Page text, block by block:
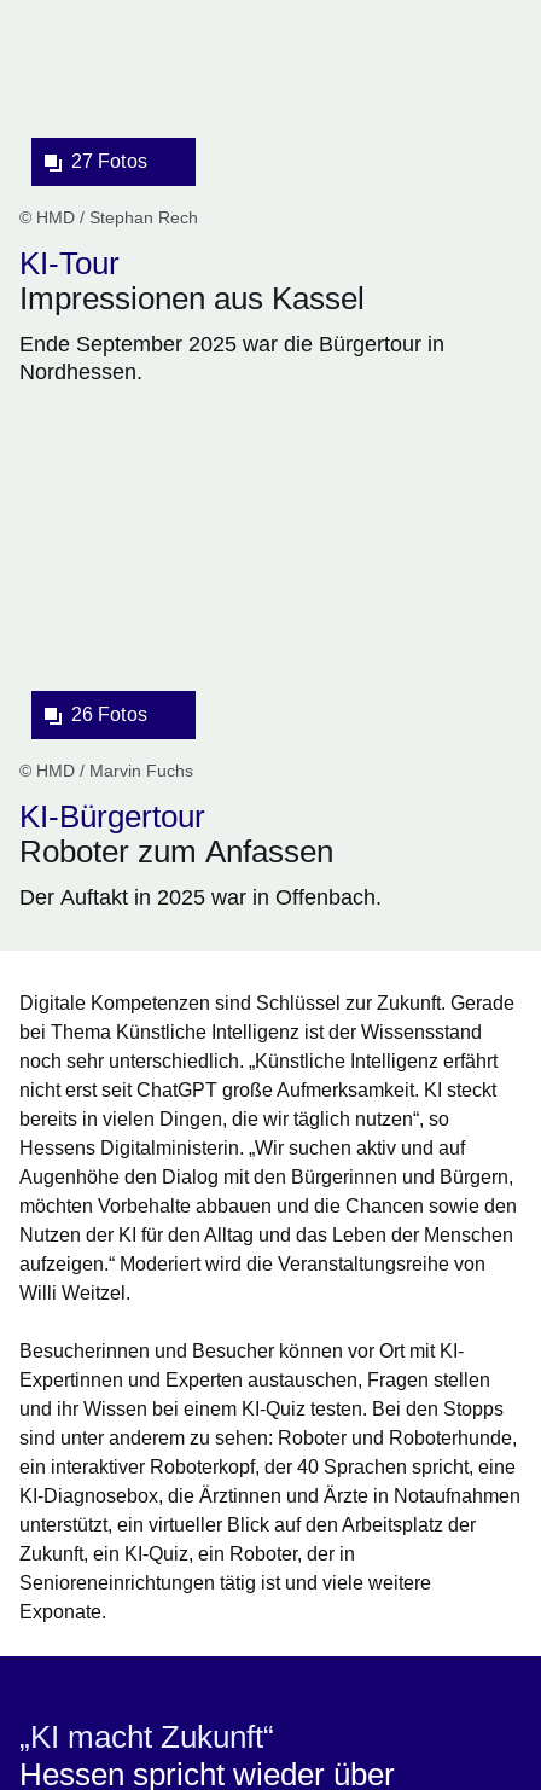
27 Fotos
© HMD / Stephan Rech
KI-Tour
Impressionen aus Kassel
Ende September 2025 war die Bürgertour in
Nordhessen.
26 Fotos
© HMD / Marvin Fuchs
KI-Bürgertour
Roboter zum Anfassen
Der Auftakt in 2025 war in Offenbach.
Digitale Kompetenzen sind Schlüssel zur Zukunft. Gerade
bei Thema Künstliche Intelligenz ist der Wissensstand
noch sehr unterschiedlich. „Künstliche Intelligenz erfährt
nicht erst seit ChatGPT große Aufmerksamkeit. KI steckt
bereits in vielen Dingen, die wir täglich nutzen“, so
Hessens Digitalministerin. „Wir suchen aktiv und auf
Augenhöhe den Dialog mit den Bürgerinnen und Bürgern,
möchten Vorbehalte abbauen und die Chancen sowie den
Nutzen der KI für den Alltag und das Leben der Menschen
aufzeigen.“ Moderiert wird die Veranstaltungsreihe von
Willi Weitzel.
Besucherinnen und Besucher können vor Ort mit KI-
Expertinnen und Experten austauschen, Fragen stellen
und ihr Wissen bei einem KI-Quiz testen. Bei den Stopps
sind unter anderem zu sehen: Roboter und Roboterhunde,
ein interaktiver Roboterkopf, der 40 Sprachen spricht, eine
KI-Diagnosebox, die Ärztinnen und Ärzte in Notaufnahmen
unterstützt, ein virtueller Blick auf den Arbeitsplatz der
Zukunft, ein KI-Quiz, ein Roboter, der in
Senioreneinrichtungen tätig ist und viele weitere
Exponate.
„KI macht Zukunft“
Hessen spricht wieder über